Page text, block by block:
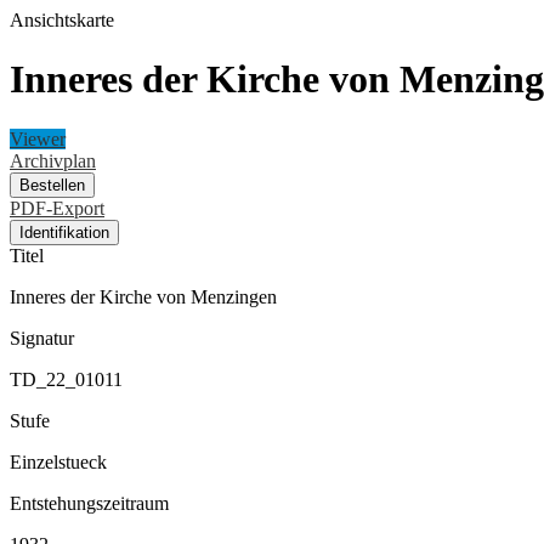
Ansichtskarte
Inneres der Kirche von
Viewer
Archivplan
Bestellen
PDF-Export
Identifikation
Titel
Inneres der Kirche von Menzingen
Signatur
TD_22_01011
Stufe
Einzelstueck
Entstehungszeitraum